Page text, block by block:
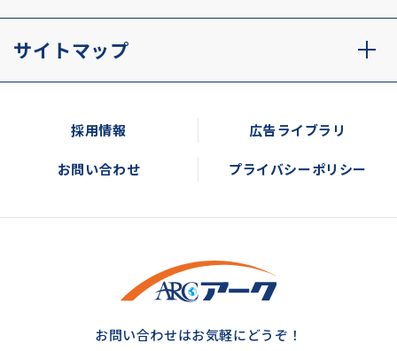
サイトマップ
採用情報 広告ライブラリ
お問い合わせ プライバシーポリシー
お問い合わせはお気軽にどうぞ！